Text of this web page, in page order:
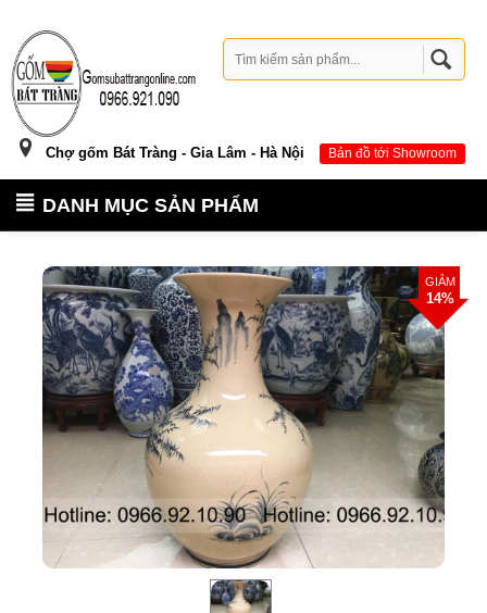
Chợ gốm Bát Tràng - Gia Lâm - Hà Nội Bản đồ tới Showroom
DANH MỤC SẢN PHẨM
GIẢM
14%